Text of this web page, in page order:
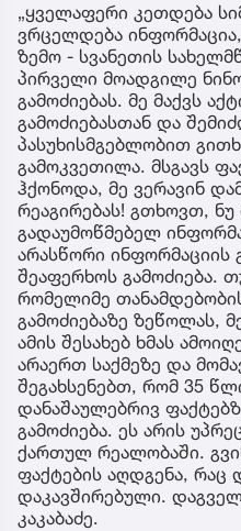
„ყველაფერი კეთდება
ვრცელდება
ზემო - სვანეთის
პირველი მოადგილე
გამოძიებას. მე მაქვს
გამოძიებასთან და
პასუხისმგებლობით
გამოკვეთილა. მსგავს
ჰქონოდა, მე ვერავინ
რეაგირებას! გთხოვთ,
გადაუმოწმებელ
არასწორი ინფორმაციის
შეაფერხოს გამოძიება.
რომელიმე
გამოძიებაზე ზეწოლას,
ამის შესახებ ხმას
არაერთ საქმეზე და
შეგახსენებთ, რომ 35
დანაშაულებრივ
გამოძიება. ეს არის
ქართულ რეალობაში.
ფაქტების აღდგენა,
დაკავშირებული.
კაკაბაძე.